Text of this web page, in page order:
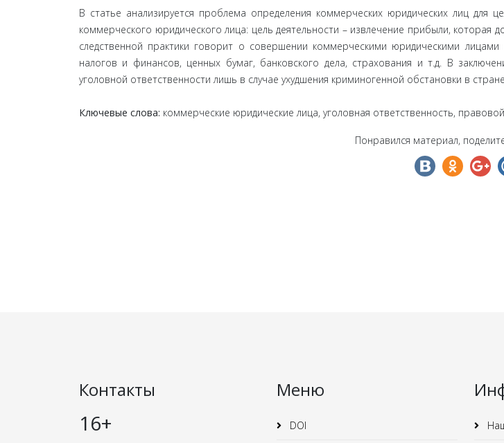
В статье анализируется проблема определения коммерческих юридических лиц для
коммерческого юридического лица: цель деятельности – извлечение прибыли, которая
следственной практики говорит о совершении коммерческими юридическими
налогов и финансов, ценных бумаг, банковского дела, страхования и т.д. В
уголовной ответственности лишь в случае ухудшения криминогенной обстановки в
Ключевые слова: коммерческие юридические лица, уголовная ответственность, правовой
Понравился материал,
Контакты
16+
Меню
DOI